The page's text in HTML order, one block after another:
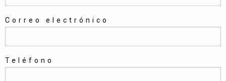
Correo electrónico
Teléfono